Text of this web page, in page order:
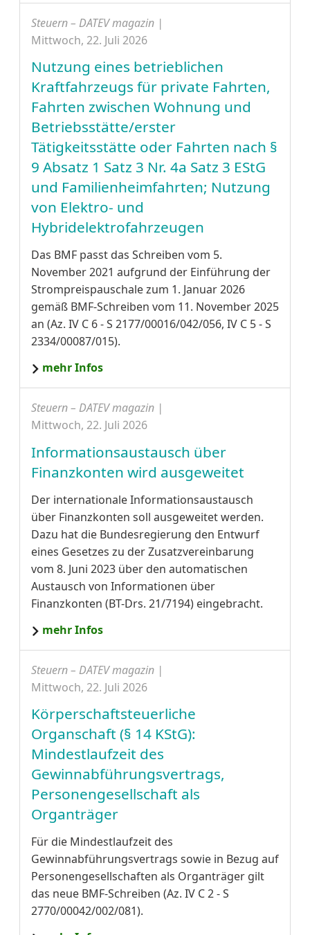
Steuern – DATEV magazin |
Mittwoch, 22. Juli 2026
Nutzung eines betrieblichen
Kraftfahrzeugs für private Fahrten,
Fahrten zwischen Wohnung und
Betriebsstätte/erster
Tätigkeitsstätte oder Fahrten nach §
9 Absatz 1 Satz 3 Nr. 4a Satz 3 EStG
und Familienheimfahrten; Nutzung
von Elektro‑ und
Hybridelektrofahrzeugen
Das BMF passt das Schreiben vom 5.
November 2021 aufgrund der Einführung der
Strompreispauschale zum 1. Januar 2026
gemäß BMF-Schreiben vom 11. November 2025
an (Az. IV C 6 - S 2177/00016/042/056, IV C 5 - S
2334/00087/015).
mehr Infos
Steuern – DATEV magazin |
Mittwoch, 22. Juli 2026
Informationsaustausch über
Finanzkonten wird ausgeweitet
Der internationale Informationsaustausch
über Finanzkonten soll ausgeweitet werden.
Dazu hat die Bundesregierung den Entwurf
eines Gesetzes zu der Zusatzvereinbarung
vom 8. Juni 2023 über den automatischen
Austausch von Informationen über
Finanzkonten (BT-Drs. 21/7194) eingebracht.
mehr Infos
Steuern – DATEV magazin |
Mittwoch, 22. Juli 2026
Körperschaftsteuerliche
Organschaft (§ 14 KStG):
Mindestlaufzeit des
Gewinnabführungsvertrags,
Personengesellschaft als
Organträger
Für die Mindestlaufzeit des
Gewinnabführungsvertrags sowie in Bezug auf
Personengesellschaften als Organträger gilt
das neue BMF-Schreiben (Az. IV C 2 - S
2770/00042/002/081).